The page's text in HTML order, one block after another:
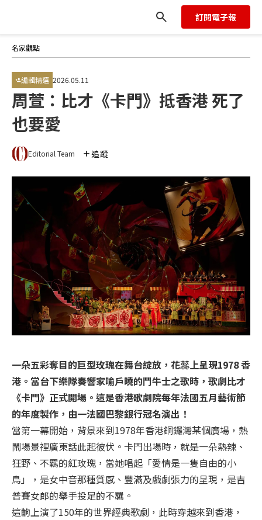
訂閱電子報
名家觀點
編輯精選 2026.05.11
周萱：比才《卡門》抵香港 死了
也要愛
Editorial Team 追蹤
一朵五彩奪目的巨型玫瑰在舞台綻放，花蕊上呈現1978 香
港。當台下樂隊奏響家喻戶曉的鬥牛士之歌時，歌劇比才
《卡門》正式開場。這是香港歌劇院每年法國五月藝術節
的年度製作，由一法國巴黎銀行冠名演出！
當第一幕開始，背景來到1978年香港銅鑼灣某個廣場，熱
鬧場景裡廣東話此起彼伏。卡門出場時，就是一朵熱辣、
狂野、不羈的紅玫瑰，當她唱起「愛情是一隻自由的小
鳥」，是女中音那種質感、豐滿及戲劇張力的呈現，是吉
普賽女郎的舉手投足的不羈。
這齣上演了150年的世界經典歌劇，此時穿越來到香港，